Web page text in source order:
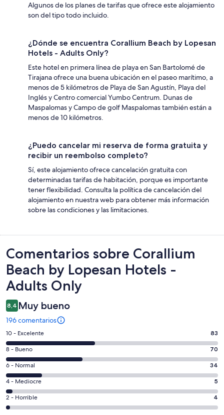
Algunos de los planes de tarifas que ofrece este alojamiento
son del tipo todo incluido.
¿Dónde se encuentra Corallium Beach by Lopesan
Hotels - Adults Only?
Este hotel en primera línea de playa en San Bartolomé de
Tirajana ofrece una buena ubicación en el paseo marítimo, a
menos de 5 kilómetros de Playa de San Agustín, Playa del
Inglés y Centro comercial Yumbo Centrum. Dunas de
Maspalomas y Campo de golf Maspalomas también están a
menos de 10 kilómetros.
¿Puedo cancelar mi reserva de forma gratuita y
recibir un reembolso completo?
Sí, este alojamiento ofrece cancelación gratuita con
determinadas tarifas de habitación, porque es importante
tener flexibilidad. Consulta la política de cancelación del
alojamiento en nuestra web para obtener más información
sobre las condiciones y las limitaciones.
Comentarios
Comentarios sobre Corallium
Beach by Lopesan Hotels -
Adults Only
8,4 Muy bueno
196 comentarios
83
comentarios
de
un
total
de
196
con
10 - Excelente 83
70
comentarios
de
un
total
de
8 - Bueno 70
34
comentarios
de
un
total
6 - Normal 34
5
comentarios
de
4 - Mediocre 5
4
comentarios
2 - Horrible 4